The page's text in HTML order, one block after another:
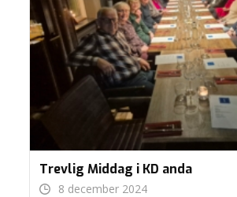
Trevlig Middag i KD anda
8 december 2024